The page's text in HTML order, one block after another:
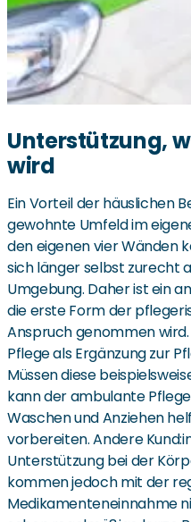
Unterstützung,
wird
Ein Vorteil der häuslichen
gewohnte Umfeld im
den eigenen vier Wänden
sich länger selbst zurecht
Umgebung. Daher ist ein
die erste Form der
Anspruch genommen
Pflege als Ergänzung zur
Müssen diese
kann der ambulante
Waschen und Anziehen
vorbereiten. Andere
Unterstützung bei der
kommen jedoch mit der
Medikamenteneinnahme